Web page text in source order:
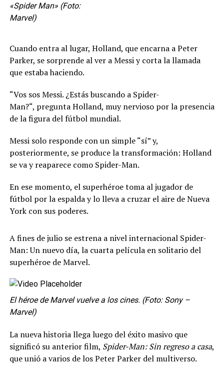
«Spider Man» (Foto:
Marvel)
Cuando entra al lugar, Holland, que encarna a Peter
Parker, se sorprende al ver a Messi y corta la llamada
que estaba haciendo.
“Vos sos Messi. ¿Estás buscando a Spider-
Man?“, pregunta Holland, muy nervioso por la presencia
de la figura del fútbol mundial.
Messi solo responde con un simple “sí” y,
posteriormente, se produce la transformación: Holland
se va y reaparece como Spider-Man.
En ese momento, el superhéroe toma al jugador de
fútbol por la espalda y lo lleva a cruzar el aire de Nueva
York con sus poderes.
A fines de julio se estrena a nivel internacional Spider-
Man: Un nuevo día, la cuarta película en solitario del
superhéroe de Marvel.
El héroe de Marvel vuelve a los cines. (Foto: Sony –
Marvel)
La nueva historia llega luego del éxito masivo que
significó su anterior film, Spider-Man: Sin regreso a casa,
que unió a varios de los Peter Parker del multiverso.